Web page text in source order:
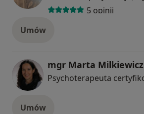
5 opinii
Umów
mgr Marta Milkiewicz
Umów